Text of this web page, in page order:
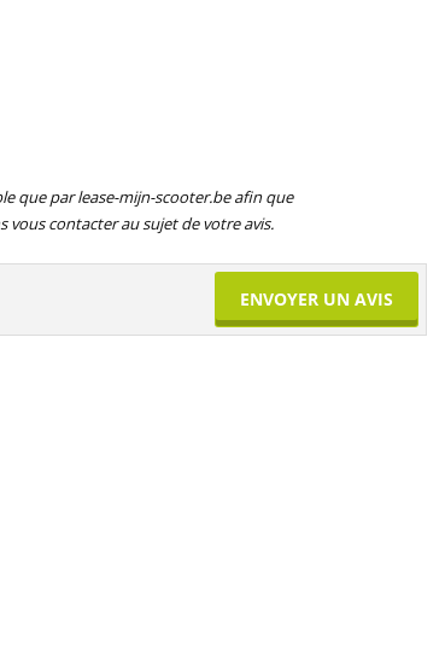
que par lease-mijn-scooter.be afin que
vous contacter au sujet de votre avis.